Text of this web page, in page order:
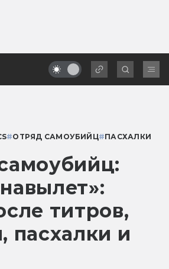
#ОТРЯД САМОУБИЙЦ#ПАСХАЛКИ
титров,
пасхалки и